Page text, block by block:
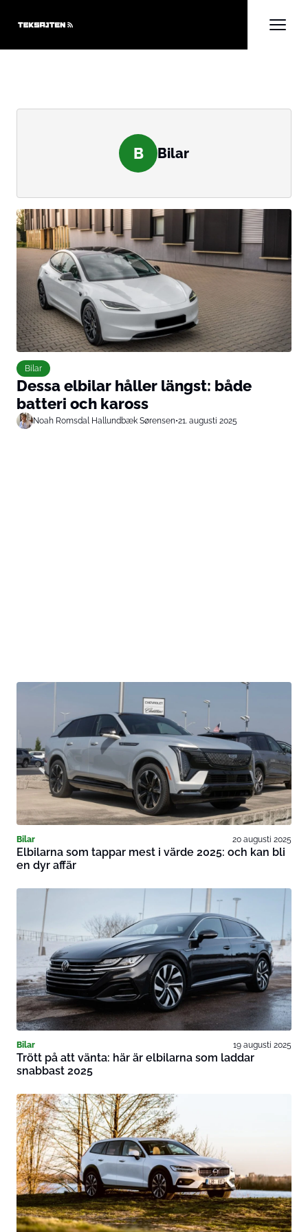
B Bilar
Bilar
Dessa elbilar håller längst: både
batteri och kaross
Noah Romsdal Hallundbæk Sørensen•21. augusti 2025
Bilar 20 augusti 2025
Elbilarna som tappar mest i värde 2025: och kan bli
en dyr affär
Bilar 19 augusti 2025
Trött på att vänta: här är elbilarna som laddar
snabbast 2025